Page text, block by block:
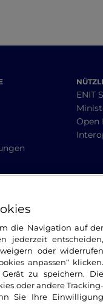
ENIT
Open
die Navigation auf der
jederzeit entscheiden,
oder widerrufen
anpassen“ klicken.
zu speichern. Die
oder andere Tracking-
Sie Ihre Einwilligung